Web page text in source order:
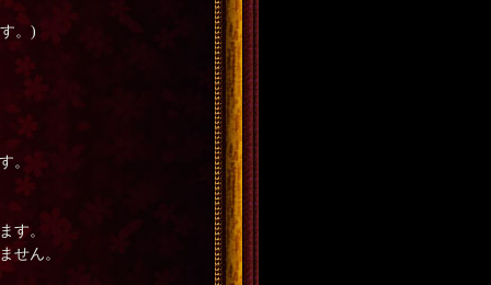
。)
。
す。
せん。